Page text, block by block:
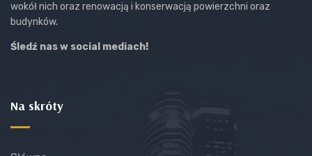
wokół nich oraz renowacją i konserwacją powierzchni oraz
budynków.
Śledź nas w social mediach!
Na skróty